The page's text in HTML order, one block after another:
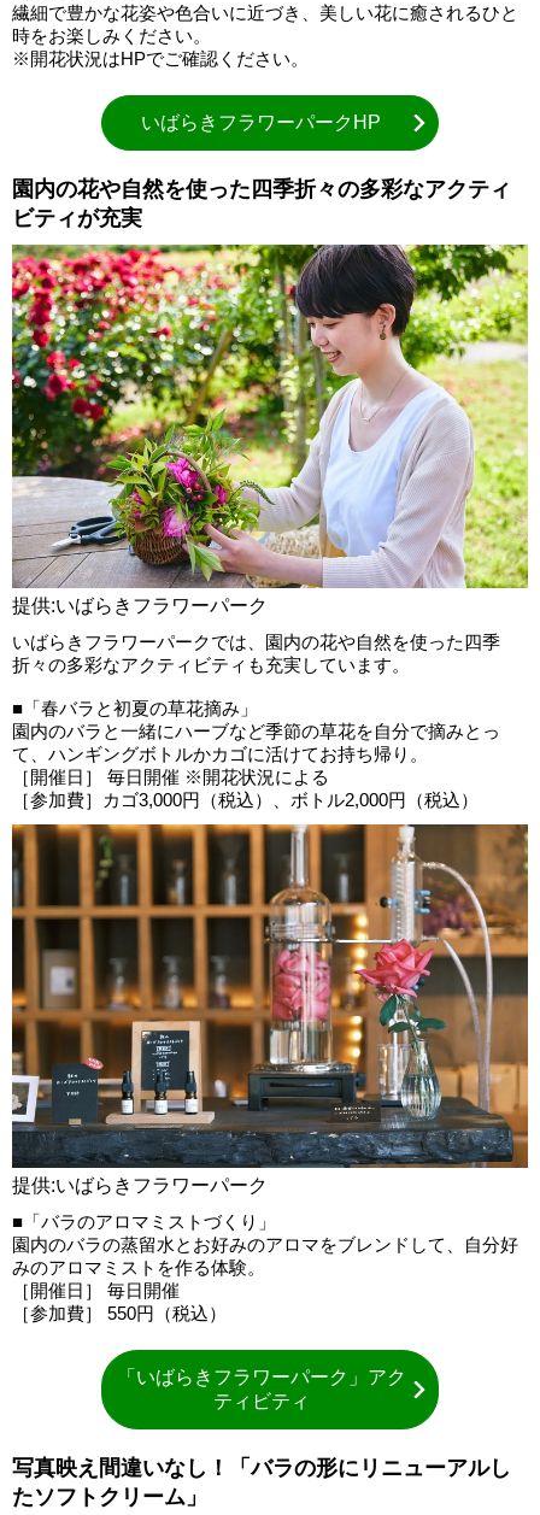
繊細で豊かな花姿や色合いに近づき、美しい花に癒されるひと
時をお楽しみください。
※開花状況はHPでご確認ください。
いばらきフラワーパークHP
園内の花や自然を使った四季折々の多彩なアクティ
ビティが充実
提供:いばらきフラワーパーク
いばらきフラワーパークでは、園内の花や自然を使った四季
折々の多彩なアクティビティも充実しています。
■「春バラと初夏の草花摘み」
園内のバラと一緒にハーブなど季節の草花を自分で摘みとっ
て、ハンギングボトルかカゴに活けてお持ち帰り。
［開催日］ 毎日開催 ※開花状況による
［参加費］カゴ3,000円（税込）、ボトル2,000円（税込）
提供:いばらきフラワーパーク
■「バラのアロマミストづくり」
園内のバラの蒸留水とお好みのアロマをブレンドして、自分好
みのアロマミストを作る体験。
［開催日］ 毎日開催
［参加費］ 550円（税込）
「いばらきフラワーパーク」アク
ティビティ
写真映え間違いなし！「バラの形にリニューアルし
たソフトクリーム」